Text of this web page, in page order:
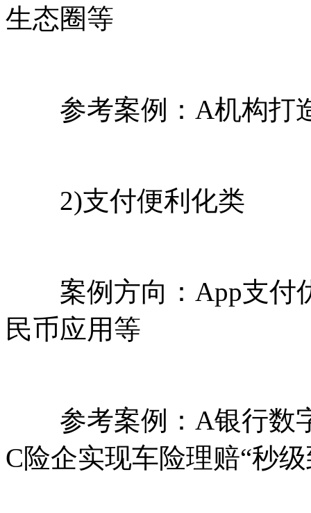
生态圈等
参考案例：A机构打
2)支付便利化类
案例方向：App支付
民币应用等
参考案例：A银行数字
C险企实现车险理赔“秒